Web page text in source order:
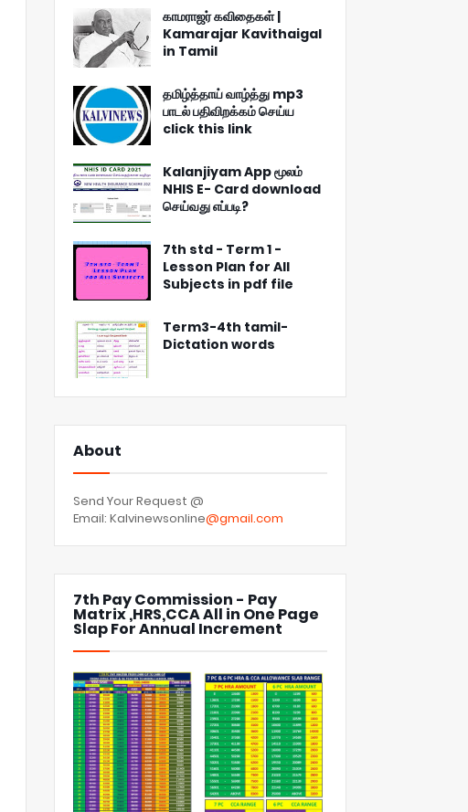
காமராஜர் கவிதைகள் |
Kamarajar Kavithaigal
in Tamil
தமிழ்த்தாய் வாழ்த்து mp3
பாடல் பதிவிறக்கம் செய்ய
click this link
Kalanjiyam App மூலம்
NHIS E- Card download
செய்வது எப்படி?
7th std - Term 1 -
Lesson Plan for All
Subjects in pdf file
Term3-4th tamil-
Dictation words
About
Send Your Request @
Email: Kalvinewsonline@gmail.com
7th Pay Commission - Pay
Matrix ,HRS,CCA All in One Page
Slap For Annual Increment